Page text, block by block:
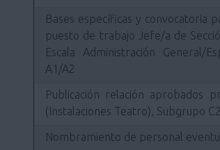
Bases específicas y convocatoria
puesto de trabajo Jefe/a de
Escala Administración General/
A1/A2
Publicación relación aprobados
(Instalaciones Teatro), Subgrupo
Nombramiento de personal